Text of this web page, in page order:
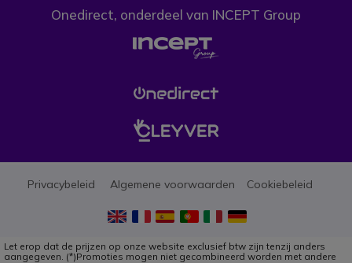
Onedirect, onderdeel van INCEPT Group
Privacybeleid Algemene voorwaarden Cookiebeleid
Let erop dat de prijzen op onze website exclusief btw zijn tenzij anders
aangegeven. (*)Promoties mogen niet gecombineerd worden met andere